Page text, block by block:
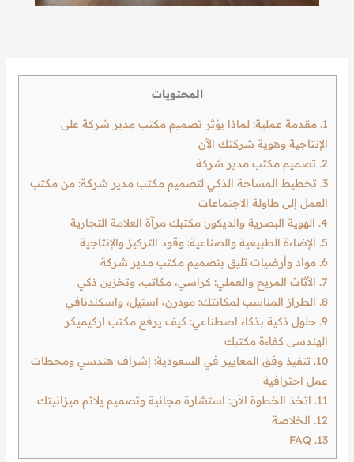
المحتويات
1. مقدمة عملية: لماذا يؤثر تصميم مكتب مدير شركة على
الإنتاجية وهوية شركتك الآن
2. تصميم مكتب مدير شركة
3. تخطيط المساحة الذكي لتصميم مكتب مدير شركة: من مكتب
العمل إلى طاولة الاجتماعات
4. الهوية البصرية والديكور: مكتبك مرآة العلامة التجارية
5. الإضاءة الطبيعية والصناعية: وقود التركيز والإنتاجية
6. مواد وأرضيات تليق بتصميم مكتب مدير شركة
7. الأثاث المريح والعملي: كراسي، مكاتب، وتخزين ذكي
8. الطراز المناسب لمكانتك: مودرن، استيل، واسكندنافي
9. حلول ذكية بذكاء اصطناعي: كيف يرفع مكتب اركيميكر
الهندسى كفاءة مكتبك
10. تنفيذ وفق المعايير في السعودية: إشراف هندسي ومحطات
عمل احترافية
11. اتخذ الخطوة الآن: استشارة مجانية وتصميم يلائم ميزانيتك
12. الخلاصة
13.